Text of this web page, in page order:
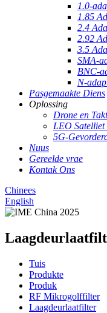
1.0-
1.85
2.4
2.92
3.5
SMA-
BNC-
N-
Pasgemaakte Diens
Oplossing
Drone en
LEO
5G-
Nuus
Gereelde vrae
Kontak Ons
Chinees
English
Tuis
Produkte
Produk
RF Mikrogolffilter
Laagdeurlaatfilter